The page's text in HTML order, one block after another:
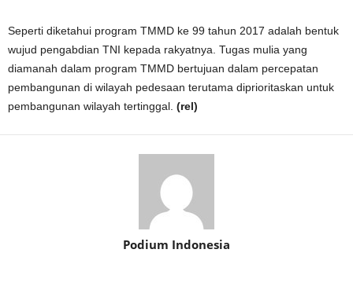
Seperti diketahui program TMMD ke 99 tahun 2017 adalah bentuk
wujud pengabdian TNI kepada rakyatnya. Tugas mulia yang
diamanah dalam program TMMD bertujuan dalam percepatan
pembangunan di wilayah pedesaan terutama diprioritaskan untuk
pembangunan wilayah tertinggal. (rel)
Podium Indonesia